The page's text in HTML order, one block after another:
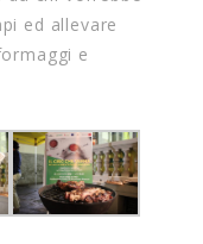
ed allevare
e